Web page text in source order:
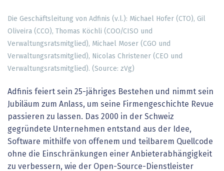
Die Geschäftsleitung von Adfinis (v.l.): Michael Hofer (CTO), Gil
Oliveira (CCO), Thomas Köchli (COO/CISO und
Verwaltungsratsmitglied), Michael Moser (CGO und
Verwaltungsratsmitglied), Nicolas Christener (CEO und
Verwaltungsratsmitglied). (Source: zVg)
Adfinis feiert sein 25-jähriges Bestehen und nimmt sein
Jubiläum zum Anlass, um seine Firmengeschichte Revue
passieren zu lassen. Das 2000 in der Schweiz
gegründete Unternehmen entstand aus der Idee,
Software mithilfe von offenem und teilbarem Quellcode
ohne die Einschränkungen einer Anbieterabhängigkeit
zu verbessern, wie der Open-Source-Dienstleister